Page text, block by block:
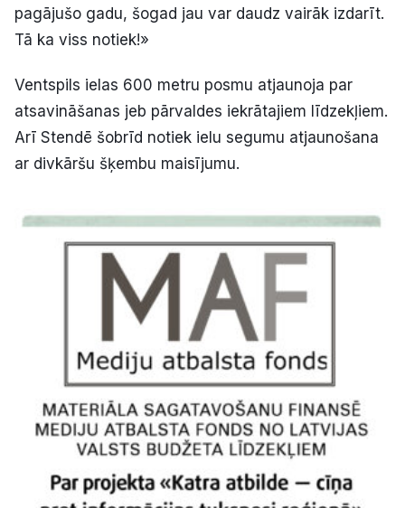
pagājušo gadu, šogad jau var daudz vairāk izdarīt.
Tā ka viss notiek!»
Ventspils ielas 600 metru posmu atjaunoja par
atsavināšanas jeb pārvaldes iekrātajiem līdzekļiem.
Arī Stendē šobrīd notiek ielu segumu atjaunošana
ar divkāršu šķembu maisījumu.